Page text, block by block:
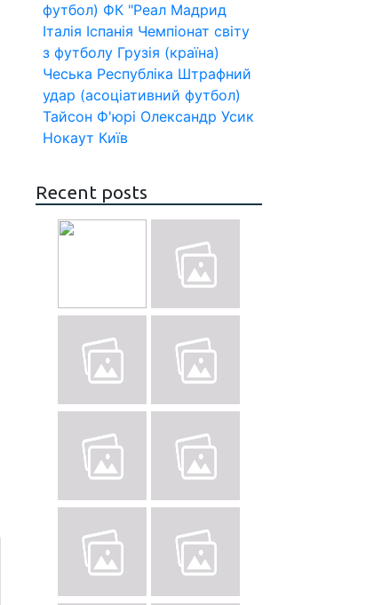
футбол) ФК "Реал Мадрид
Італія Іспанія Чемпіонат світу
з футболу Грузія (країна)
Чеська Республіка Штрафний
удар (асоціативний футбол)
Тайсон Ф'юрі Олександр Усик
Нокаут Київ
Recent posts